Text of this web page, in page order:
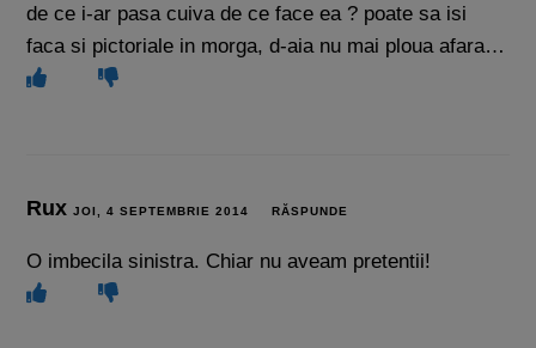
de ce i-ar pasa cuiva de ce face ea ? poate sa isi
faca si pictoriale in morga, d-aia nu mai ploua afara…
RuxJOI, 4 SEPTEMBRIE 2014 RĂSPUNDE
O imbecila sinistra. Chiar nu aveam pretentii!